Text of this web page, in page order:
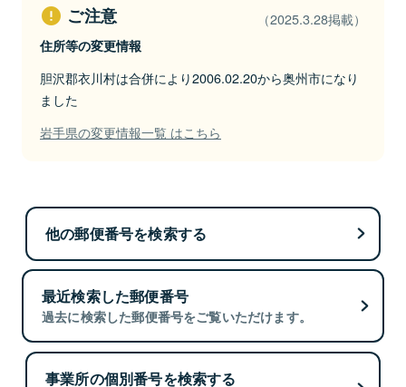
ご注意 （2025.3.28掲載）
住所等の変更情報
胆沢郡衣川村は合併により2006.02.20から奥州市になり
ました
岩手県の変更情報一覧 はこちら
他の郵便番号を検索する
最近検索した郵便番号
過去に検索した郵便番号をご覧いただけます。
事業所の個別番号を検索する